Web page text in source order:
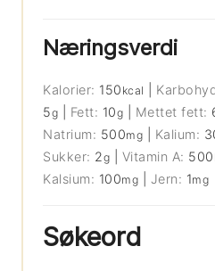
Næringsverdi
Kalorier: 150 kcal
5g Fett: 10g Mettet fett:
Natrium: 500mg Kalium:
Sukker: 2g Vitamin A: 500
Kalsium: 100mg Jern: 1mg
Søkeord